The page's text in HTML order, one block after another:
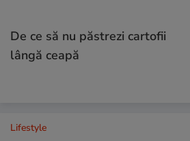
De ce să nu păstrezi cartofii
lângă ceapă
Lifestyle